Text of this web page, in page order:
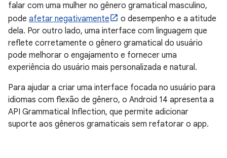
falar com uma mulher no gênero gramatical masculino,
pode afetar negativamente
o desempenho e a atitude
dela. Por outro lado, uma interface com linguagem que
reflete corretamente o gênero gramatical do usuário
pode melhorar o engajamento e fornecer uma
experiência do usuário mais personalizada e natural.
Para ajudar a criar uma interface focada no usuário para
idiomas com flexão de gênero, o Android 14 apresenta a
API Grammatical Inflection, que permite adicionar
suporte aos gêneros gramaticais sem refatorar o app.